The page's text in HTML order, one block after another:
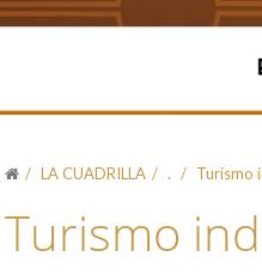
LA CUADRILLA . Turismo
Turismo